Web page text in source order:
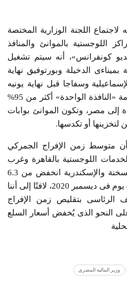
لاجتماع اللجنة الوزارية المختصة
اللوجستية بالموانئ والمنافذ
كونفرانس»، أنه سيتم تشغيل
الدخيلة وبورتوفيق نهاية
وسفاجا قبل نهاية يونيه
2021؛ وبذلك تغطى منظومة «النافذة الواحدة» أكثر من 95%
إلى مصر، وتكون الموانئ بوابات
لتخزينها أو تكدسها.
أن متوسط زمن الإفراج الجمركي
اللوجستية بالقاهرة وغرب
وشرق بورسعيد والعين السخنة والإسكندرية انخفض من 6.3
يوم فى يناير 2020 إلى 4.2 يوم فى ديسمبر 2020، لافتًا إلى أننا
الرئاسى بتقليص زمن الإفراج
النحو الذى يُخفض أسعار السلع
وزير المالية المصري